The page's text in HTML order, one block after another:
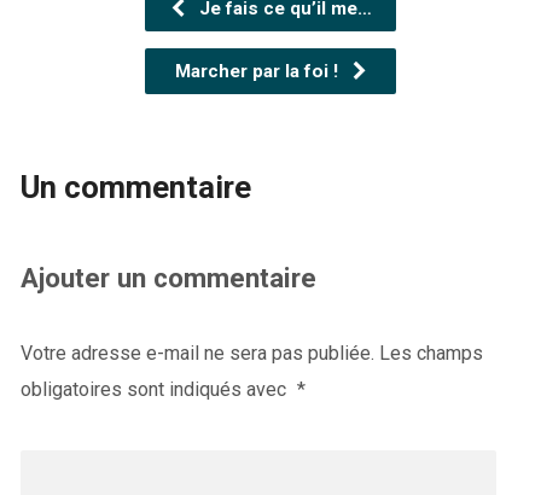
Je fais ce qu’il me…
Marcher par la foi !
Un commentaire
Ajouter un commentaire
Votre adresse e-mail ne sera pas publiée. Les champs
obligatoires sont indiqués avec *